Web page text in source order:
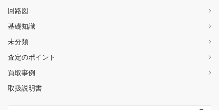
回路図
基礎知識
未分類
査定のポイント
買取事例
取扱説明書